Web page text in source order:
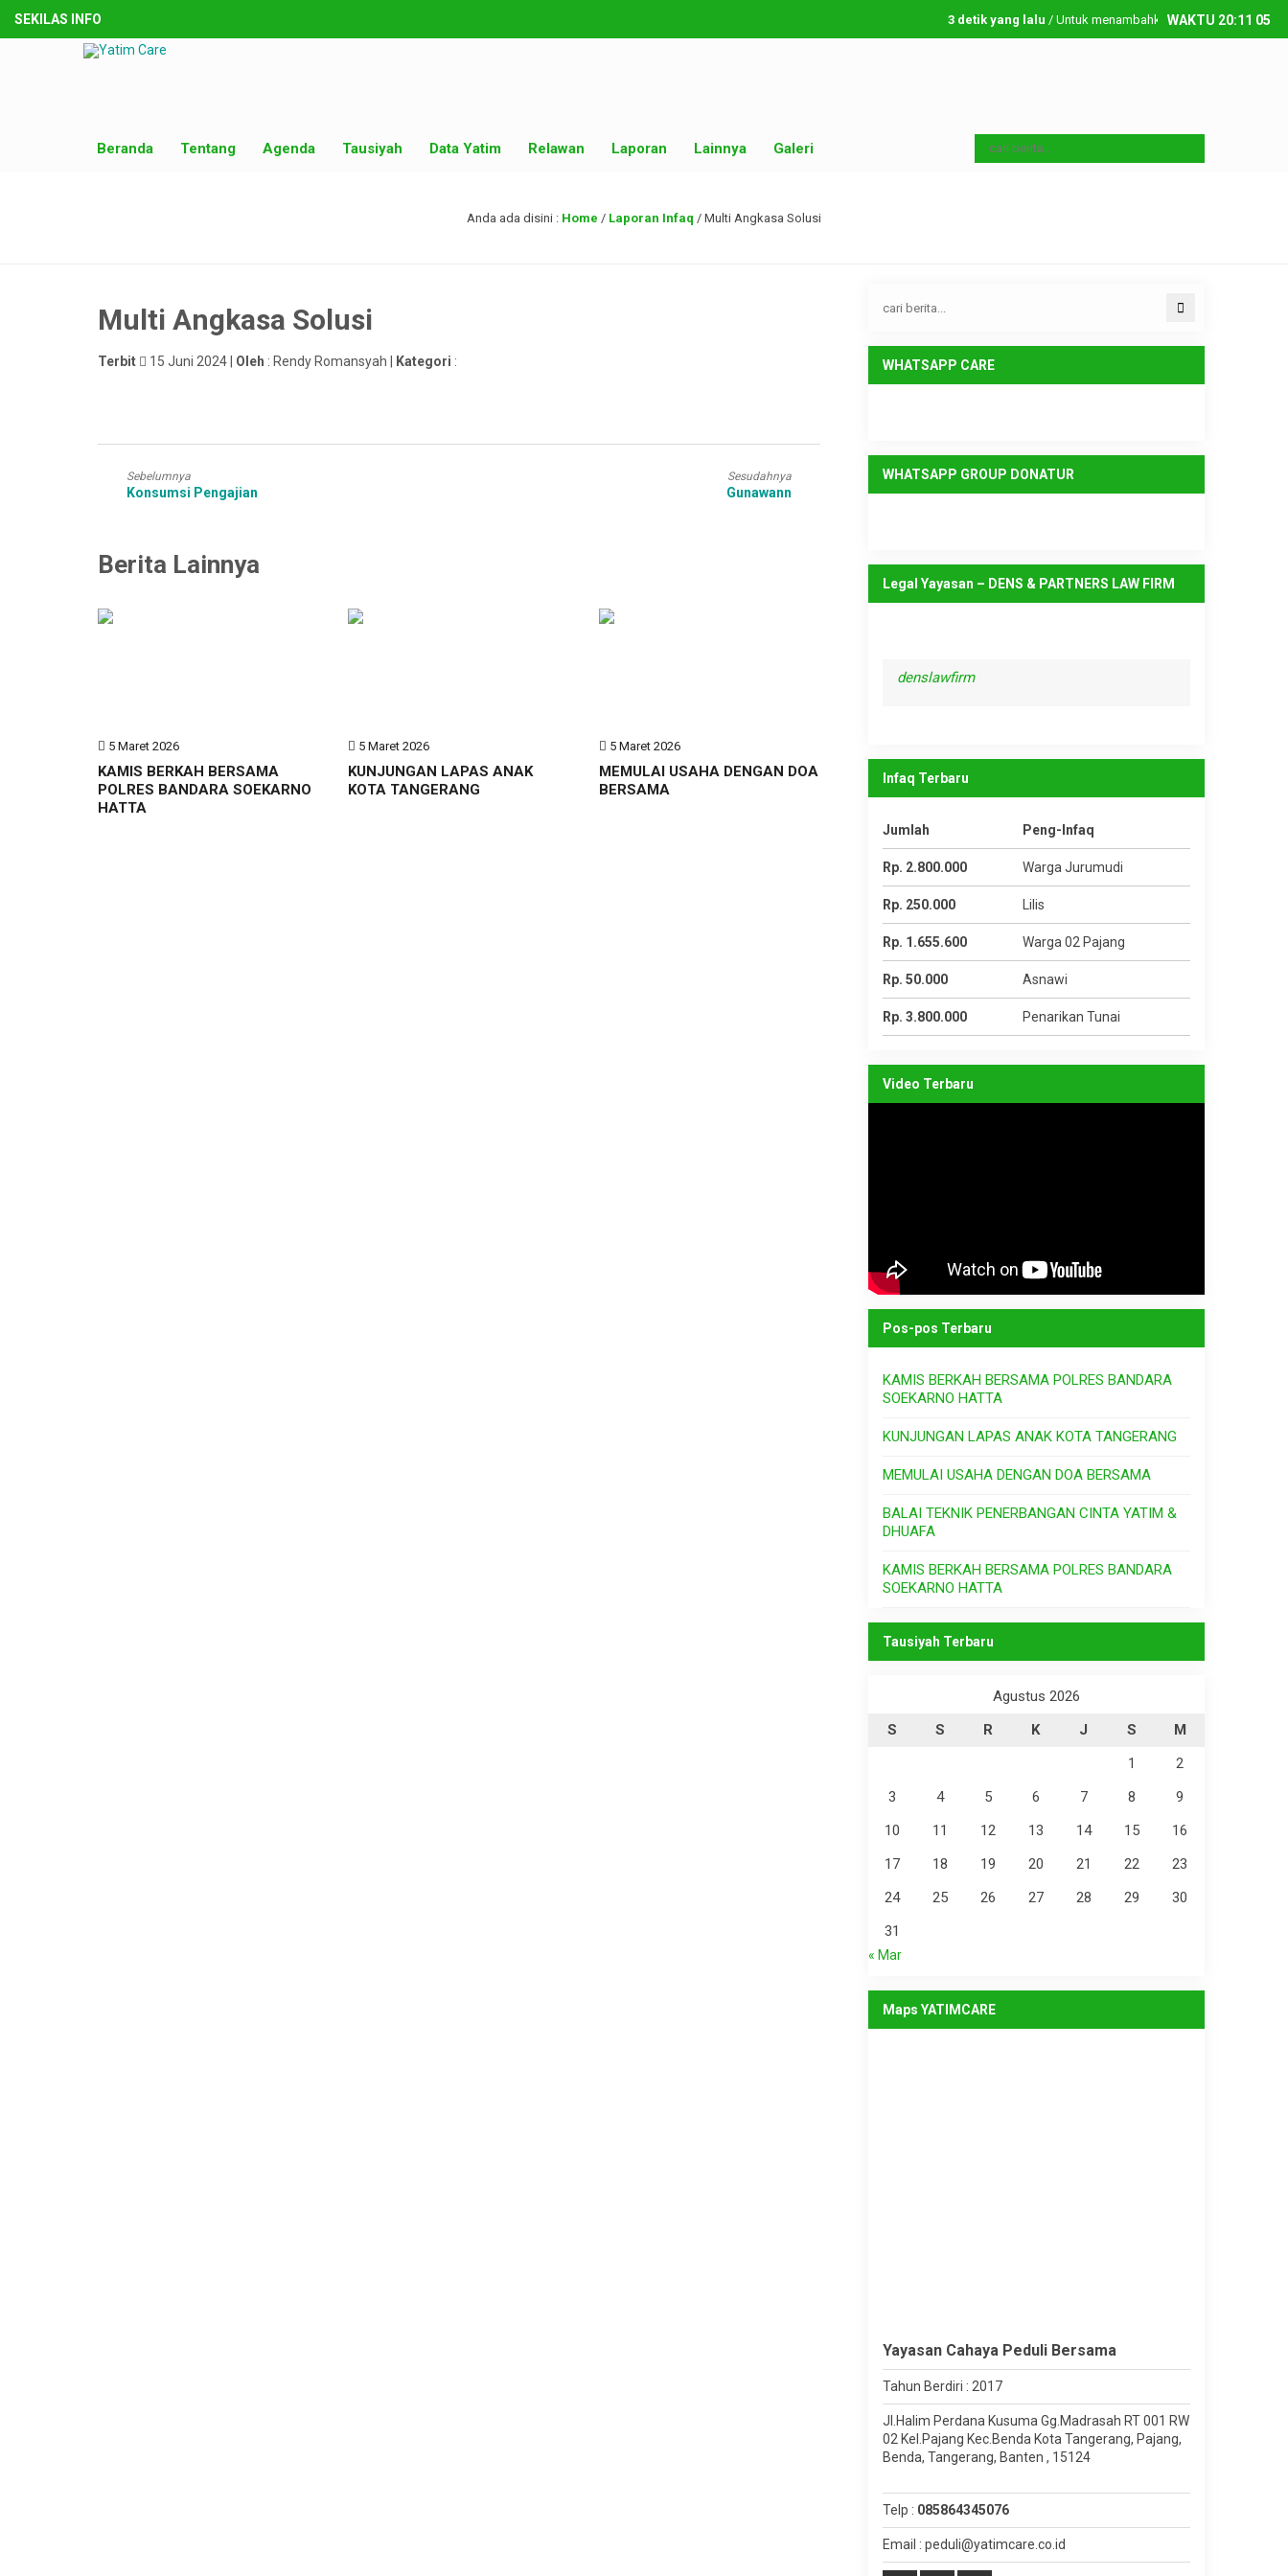
SEKILAS INFO 3 detik yang lalu / Untuk menambahkan running text silahkan ke
WAKTU 20:11 05
Beranda Tentang Agenda Tausiyah Data Yatim Relawan Laporan Lainnya Galeri
Anda ada disini : Home / Laporan Infaq / Multi Angkasa Solusi
Multi Angkasa Solusi
Terbit 15 Juni 2024 | Oleh : Rendy Romansyah | Kategori :
Sebelumnya
Konsumsi Pengajian
Sesudahnya
Gunawann
Berita Lainnya
5 Maret 2026
KAMIS BERKAH BERSAMA
POLRES BANDARA SOEKARNO
HATTA
5 Maret 2026
KUNJUNGAN LAPAS ANAK
KOTA TANGERANG
5 Maret 2026
MEMULAI USAHA DENGAN DOA
BERSAMA
WHATSAPP CARE
WHATSAPP GROUP DONATUR
Legal Yayasan – DENS & PARTNERS LAW FIRM
denslawfirm
Infaq Terbaru
Jumlah Peng-Infaq
Rp. 2.800.000 Warga Jurumudi
Rp. 250.000 Lilis
Rp. 1.655.600 Warga 02 Pajang
Rp. 50.000 Asnawi
Rp. 3.800.000 Penarikan Tunai
Video Terbaru
Pos-pos Terbaru
KAMIS BERKAH BERSAMA POLRES BANDARA
SOEKARNO HATTA
KUNJUNGAN LAPAS ANAK KOTA TANGERANG
MEMULAI USAHA DENGAN DOA BERSAMA
BALAI TEKNIK PENERBANGAN CINTA YATIM &
DHUAFA
KAMIS BERKAH BERSAMA POLRES BANDARA
SOEKARNO HATTA
Tausiyah Terbaru
Agustus 2026
S
S R K J S
M
1
2
3
4 5 6 7 8
9
10
11 12 13 14 15
16
17
18 19 20 21 22
23
24
25 26 27 28 29
30
31
« Mar
Maps YATIMCARE
Yayasan Cahaya Peduli Bersama
Tahun Berdiri : 2017
Jl.Halim Perdana Kusuma Gg.Madrasah RT 001 RW
02 Kel.Pajang Kec.Benda Kota Tangerang, Pajang,
Benda, Tangerang, Banten , 15124
Telp : 085864345076
Email : peduli@yatimcare.co.id